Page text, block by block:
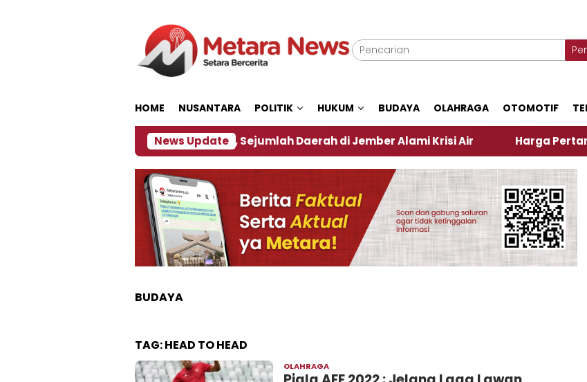
HOME NUSANTARA POLITIK HUKUM BUDAYA OLAHRAGA OTOMOTIF
News Update
Dampak El Nino, Sejumlah Daerah di Jember Alami Krisi Air Harga Pertamax
BUDAYA
TAG:HEAD TO HEAD
OLAHRAGA
Metara